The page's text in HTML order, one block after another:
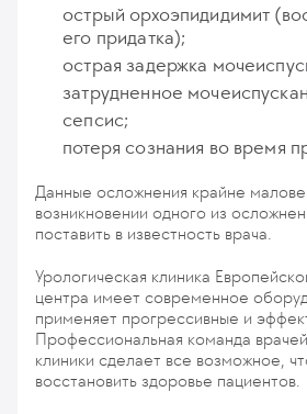
острый орхоэпидидимит
его придатка);
острая задержка
затрудненное
сепсис;
потеря сознания во время
Данные осложнения крайне
возникновении одного из
поставить в известность врача.
Урологическая клиника
центра имеет современное
применяет прогрессивные и
Профессиональная команда
клиники сделает все возможное,
восстановить здоровье пациентов.